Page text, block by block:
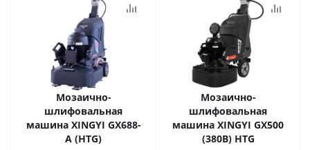
Мозаично-
шлифовальная
машина XINGYI GX688-
A (HTG)
Мозаично-
шлифовальная
машина XINGYI GX500
(380В) HTG